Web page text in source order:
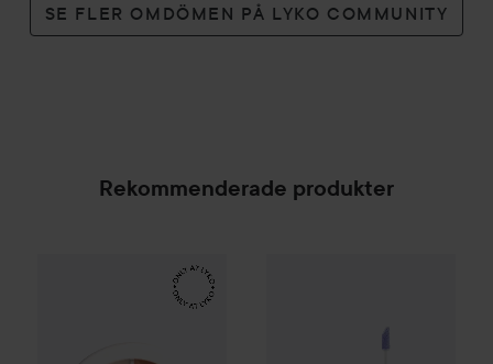
SE FLER OMDÖMEN PÅ LYKO COMMUNITY
Rekommenderade produkter
Make Up Store